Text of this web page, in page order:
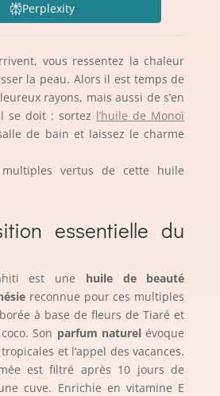
Perplexity
vous ressentez la chaleur
la peau. Alors il est temps de
rayons, mais aussi de s’en
se doit : sortez l’huile de Monoï
de bain et laissez le charme
multiples vertus de cette huile
essentielle du
est une huile de beauté
reconnue pour ces multiples
à base de fleurs de Tiaré et
Son parfum naturelévoque
et l’appel des vacances.
est filtré après 10 jours de
cuve. Enrichie en vitamine E